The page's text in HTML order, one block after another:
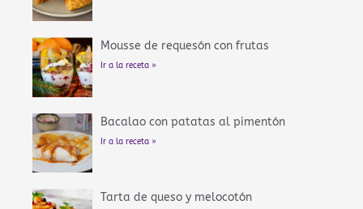
Mousse de requesón con frutas
Ir a la receta »
Bacalao con patatas al pimentón
Ir a la receta »
Tarta de queso y melocotón